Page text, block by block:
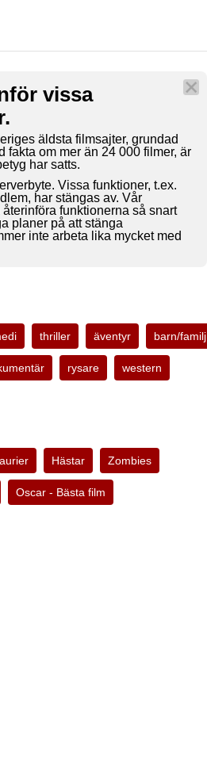
vissa
äldsta filmsajter, grundad
fakta om mer än 24 000 filmer, är
har satts.
Vissa funktioner, t.ex.
har stängas av. Vår
funktionerna så snart
planer på att stänga
inte arbeta lika mycket med
thriller äventyr barn/familj
rysare western
Hästar Zombies
Oscar - Bästa film